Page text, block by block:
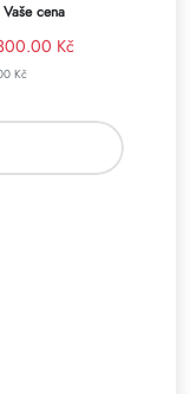
Vaše cena
Kč
Kč